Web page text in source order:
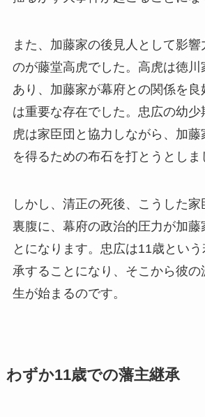
また、加藤家の後見人として影響
のが藤堂高虎でした。高虎は徳川
あり、加藤家が幕府との関係を良
は重要な存在でした。忠広の幼少
虎は家臣団と協力しながら、加
を得るための布石を打とうとしま
しかし、清正の死後、こうした
裏腹に、幕府の政治的圧力が加藤
とになります。忠広は11歳とい
承することになり、そこから彼の
生が始まるのです。
わずか11歳での藩主継承